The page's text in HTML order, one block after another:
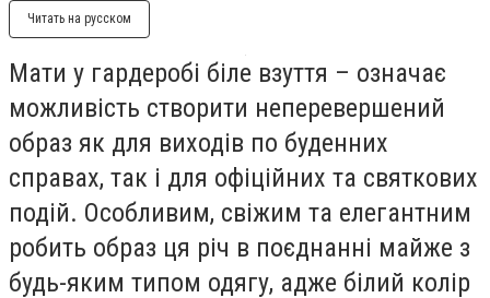
Читать на русском
Мати у гардеробі біле взуття – означає
можливість створити неперевершений
образ як для виходів по буденних
справах, так і для офіційних та святкових
подій. Особливим, свіжим та елегантним
робить образ ця річ в поєднанні майже з
будь-яким типом одягу, адже білий колір